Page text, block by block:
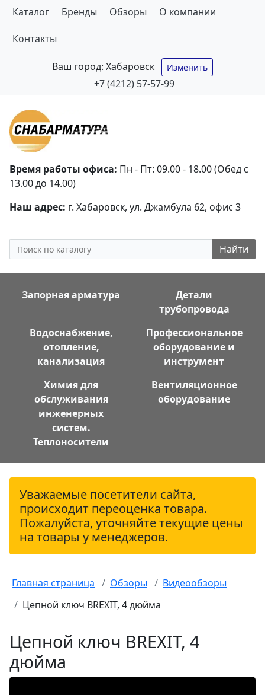
Каталог Бренды Обзоры О компании
Контакты
Ваш город: Хабаровск Изменить
+7 (4212) 57-57-99
Время работы офиса: Пн - Пт: 09.00 - 18.00 (Обед с
13.00 до 14.00)
Наш адрес: г. Хабаровск, ул. Джамбула 62, офис 3
Найти
Запорная арматура
Детали
трубопровода
Водоснабжение,
отопление,
канализация
Профессиональное
оборудование и
инструмент
Химия для
обслуживания
инженерных
систем.
Теплоносители
Вентиляционное
оборудование
Уважаемые посетители сайта,
происходит переоценка товара.
Пожалуйста, уточняйте текущие цены
на товары у менеджеров.
Главная страница Обзоры
Видеообзоры
Цепной ключ BREXIT, 4 дюйма
Цепной ключ BREXIT, 4
дюйма